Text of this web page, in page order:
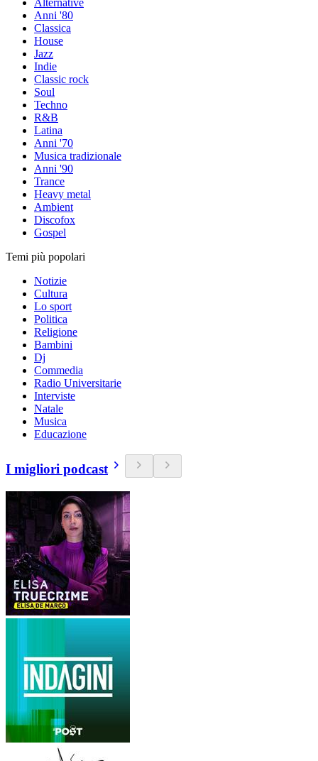
Alternative
Anni '80
Classica
House
Jazz
Indie
Classic rock
Soul
Techno
R&B
Latina
Anni '70
Musica tradizionale
Anni '90
Trance
Heavy metal
Ambient
Discofox
Gospel
Temi più popolari
Notizie
Cultura
Lo sport
Politica
Religione
Bambini
Dj
Commedia
Radio Universitarie
Interviste
Natale
Musica
Educazione
I migliori podcast